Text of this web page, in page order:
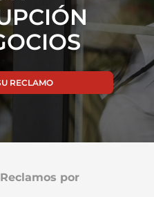
RECLAMO
Reclamos por